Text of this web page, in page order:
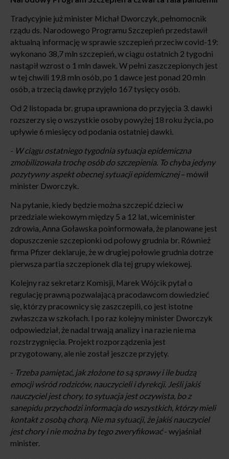
Tradycyjnie już minister Michał Dworczyk, pełnomocnik
rządu ds. Narodowego Programu Szczepień przedstawił
aktualną informację w sprawie szczepień przeciw covid-19:
wykonano 38,7 mln szczepień, w ciągu ostatnich 2 tygodni
nastąpił wzrost o 1 mln dawek. W pełni zaszczepionych jest
w tej chwili 19,8 mln osób, po 1 dawce jest ponad 20 mln
osób, a trzecią dawkę przyjęło 167 tysięcy osób.
Od 2 listopada br. grupa uprawniona do przyjęcia 3. dawki
rozszerzy się o wszystkie osoby powyżej 18 roku życia, po
upływie 6 miesięcy od podania ostatniej dawki.
- W ciągu ostatniego tygodnia sytuacja epidemiczna
zmobilizowała trochę osób do szczepienia. To chyba jedyny
pozytywny aspekt obecnej sytuacji epidemicznej– mówił
minister Dworczyk.
Na pytanie, kiedy będzie można szczepić dzieci w
przedziale wiekowym między 5 a 12 lat, wiceminister
zdrowia, Anna Goławska poinformowała, że planowane jest
dopuszczenie szczepionki od połowy grudnia br. Również
firma Pfizer deklaruje, że w drugiej połowie grudnia dotrze
pierwsza partia szczepionek dla tej grupy wiekowej.
Kolejny raz sekretarz Komisji, Marek Wójcik pytał o
regulację prawną pozwalającą pracodawcom dowiedzieć
się, którzy pracownicy się zaszczepili, co jest istotne
zwłaszcza w szkołach. I po raz kolejny minister Dworczyk
odpowiedział, że nadal trwają analizy i na razie nie ma
rozstrzygnięcia. Projekt rozporządzenia jest
przygotowany, ale nie został jeszcze przyjęty.
- Trzeba pamiętać, jak złożone to są sprawy i ile budzą
emocji wśród rodziców, nauczycieli i dyrekcji. Jeśli jakiś
nauczyciel jest chory, to sytuacja jest oczywista, bo z
sanepidu przychodzi informacja do wszystkich, którzy mieli
kontakt z osobą chorą. Nie ma sytuacji, że jakiś nauczyciel
jest chory i nie można by tego zweryfikować- wyjaśniał
minister.